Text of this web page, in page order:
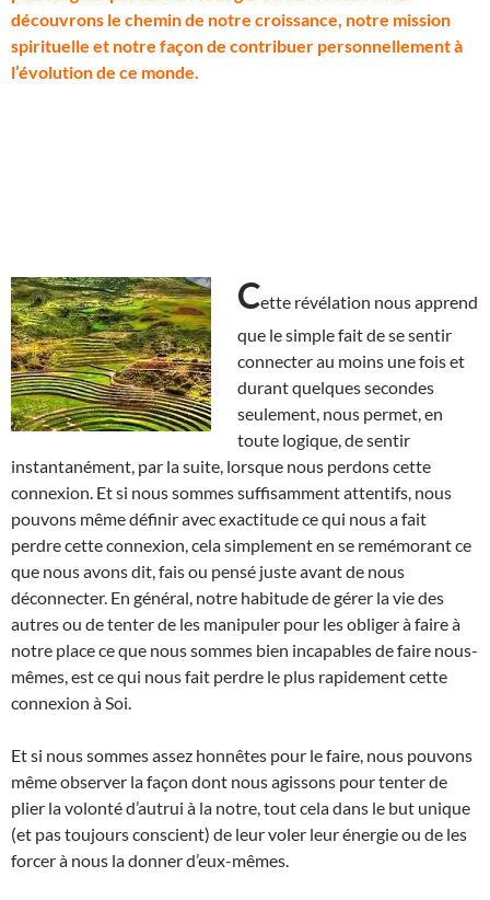
découvrons le chemin de notre croissance, notre mission
spirituelle et notre façon de contribuer personnellement à
l’évolution de ce monde.
Cette révélation nous apprend
que le simple fait de se sentir
connecter au moins une fois et
durant quelques secondes
seulement, nous permet, en
toute logique, de sentir
instantanément, par la suite, lorsque nous perdons cette
connexion. Et si nous sommes suffisamment attentifs, nous
pouvons même définir avec exactitude ce qui nous a fait
perdre cette connexion, cela simplement en se remémorant ce
que nous avons dit, fais ou pensé juste avant de nous
déconnecter. En général, notre habitude de gérer la vie des
autres ou de tenter de les manipuler pour les obliger à faire à
notre place ce que nous sommes bien incapables de faire nous-
mêmes, est ce qui nous fait perdre le plus rapidement cette
connexion à Soi.
Et si nous sommes assez honnêtes pour le faire, nous pouvons
même observer la façon dont nous agissons pour tenter de
plier la volonté d’autrui à la notre, tout cela dans le but unique
(et pas toujours conscient) de leur voler leur énergie ou de les
forcer à nous la donner d’eux-mêmes.